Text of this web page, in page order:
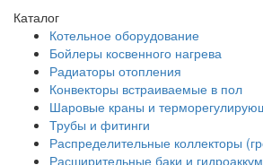
Каталог
Котельное оборудование
Бойлеры косвенного нагрева
Радиаторы отопления
Конвекторы встраиваемые в пол
Шаровые краны и
Трубы и фитинги
Распределительные коллекторы
Расширительные баки и